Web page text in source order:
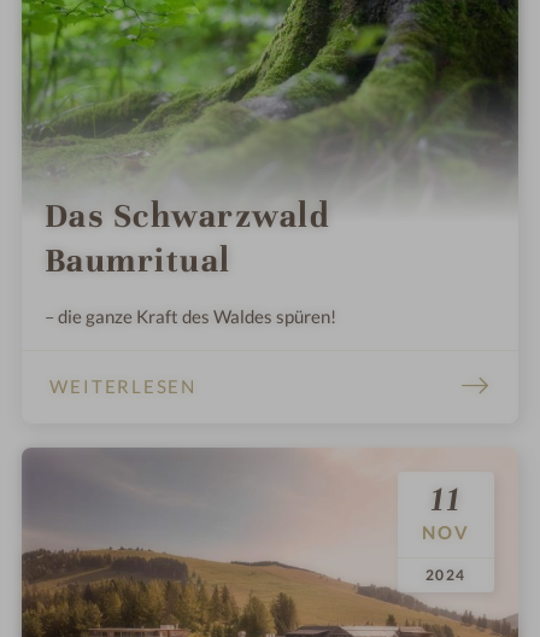
Das Schwarzwald
Baumritual
– die ganze Kraft des Waldes spüren!
WEITERLESEN
11
.
NOV
.
2024